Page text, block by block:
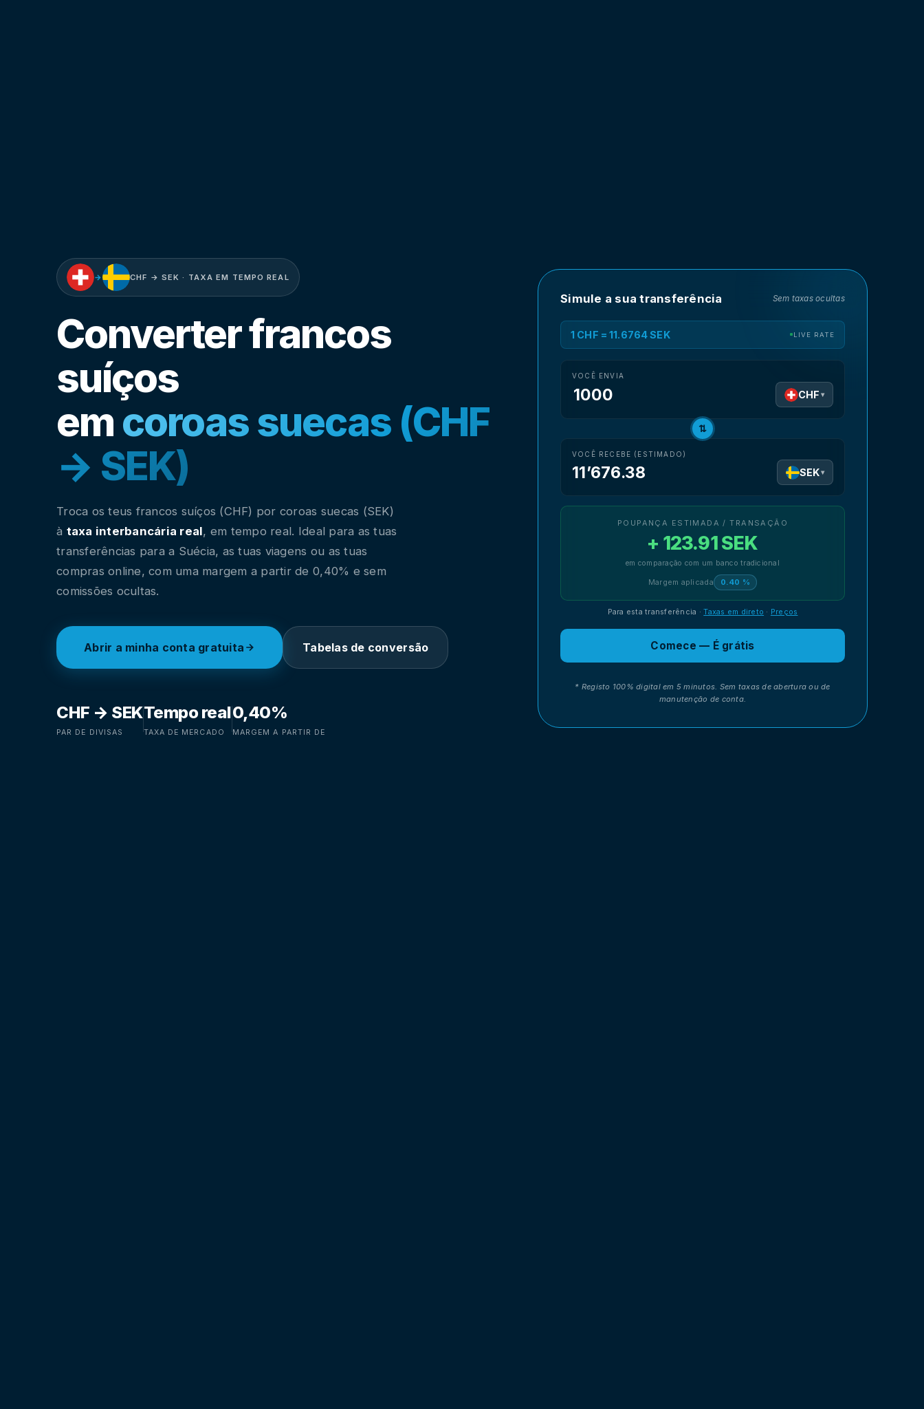
→ CHF → SEK · TAXA EM TEMPO REAL
Converter francos
suíços
em coroas suecas (CHF
→ SEK)
Troca os teus francos suíços (CHF) por coroas suecas (SEK)
à taxa interbancária real, em tempo real. Ideal para as tuas
transferências para a Suécia, as tuas viagens ou as tuas
compras online, com uma margem a partir de 0,40% e sem
comissões ocultas.
Abrir a minha conta gratuita Tabelas de conversão
CHF → SEK
PAR DE DIVISAS
Tempo real
TAXA DE MERCADO
0,40%
MARGEM A PARTIR DE
Simule a sua transferência Sem taxas ocultas
1 CHF = 11.6764 SEK LIVE RATE
VOCÊ ENVIA
CHF ▾
⇅
VOCÊ RECEBE (ESTIMADO)
11’676.38 SEK▾
POUPANÇA ESTIMADA / TRANSAÇÃO
+ 123.91 SEK
em comparação com um banco tradicional
Margem aplicada 0.40 %
Para esta transferência ·Taxas em direto · Preços
Comece — É grátis
* Registo 100% digital em 5 minutos. Sem taxas de abertura ou de
manutenção de conta.